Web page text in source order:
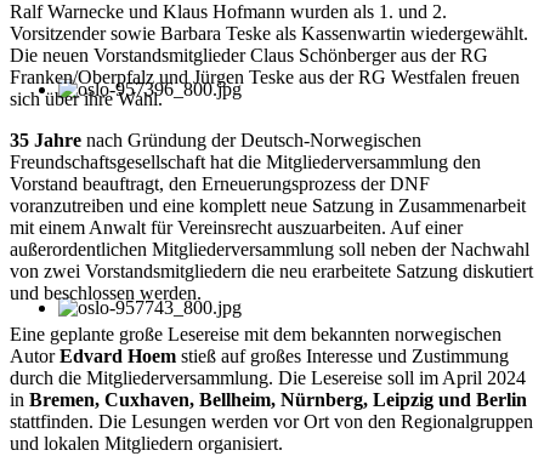
Ralf Warnecke und Klaus Hofmann wurden als 1. und 2.
Vorsitzender sowie Barbara Teske als Kassenwartin wiedergewählt.
Die neuen Vorstandsmitglieder Claus Schönberger aus der RG
Franken/Oberpfalz und Jürgen Teske aus der RG Westfalen freuen
sich über ihre Wahl.
35 Jahre nach Gründung der Deutsch-Norwegischen
Freundschaftsgesellschaft hat die Mitgliederversammlung den
Vorstand beauftragt, den Erneuerungsprozess der DNF
voranzutreiben und eine komplett neue Satzung in Zusammenarbeit
mit einem Anwalt für Vereinsrecht auszuarbeiten. Auf einer
außerordentlichen Mitgliederversammlung soll neben der Nachwahl
von zwei Vorstandsmitgliedern die neu erarbeitete Satzung diskutiert
und beschlossen werden.
Eine geplante große Lesereise mit dem bekannten norwegischen
AutorEdvard Hoem stieß auf großes Interesse und Zustimmung
durch die Mitgliederversammlung. Die Lesereise soll im April 2024
in Bremen, Cuxhaven, Bellheim, Nürnberg, Leipzig und Berlin
stattfinden. Die Lesungen werden vor Ort von den Regionalgruppen
und lokalen Mitgliedern organisiert.